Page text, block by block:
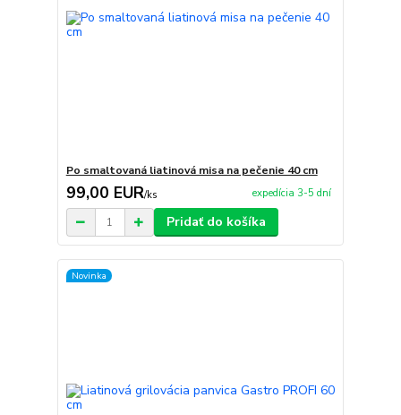
Po smaltovaná liatinová misa na pečenie 40 cm
99,00 EUR/ks expedícia 3-5 dní
Pridať do košíka
Novinka